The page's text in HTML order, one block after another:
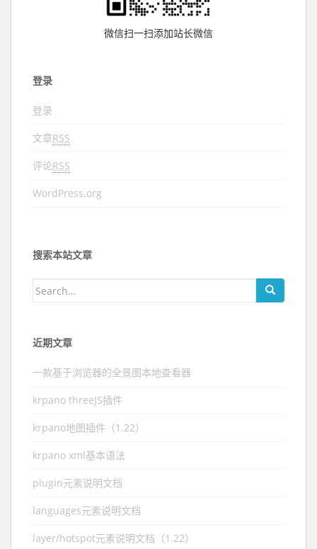
微信扫一扫添加站长微信
登录
登录
文章RSS
评论RSS
WordPress.org
搜索本站文章
Search for:
近期文章
一款基于浏览器的全景图本地查看器
krpano threeJS插件
krpano地图插件（1.22）
krpano xml基本语法
plugin元素说明文档
languages元素说明文档
layer/hotspot元素说明文档（1.22）